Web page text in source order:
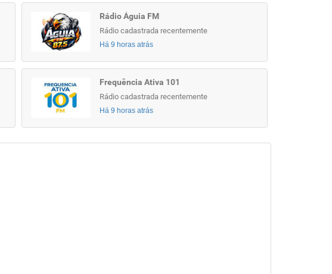
Rádio Águia FM
Rádio cadastrada recentemente
Há 9 horas atrás
Frequência Ativa 101
Rádio cadastrada recentemente
Há 9 horas atrás